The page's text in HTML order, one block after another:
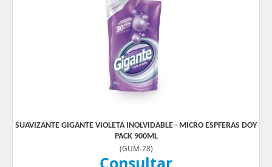
SUAVIZANTE GIGANTE VIOLETA INOLVIDABLE - MICRO ESPFERAS DOY
PACK 900ML
(GUM-28)
Consultar